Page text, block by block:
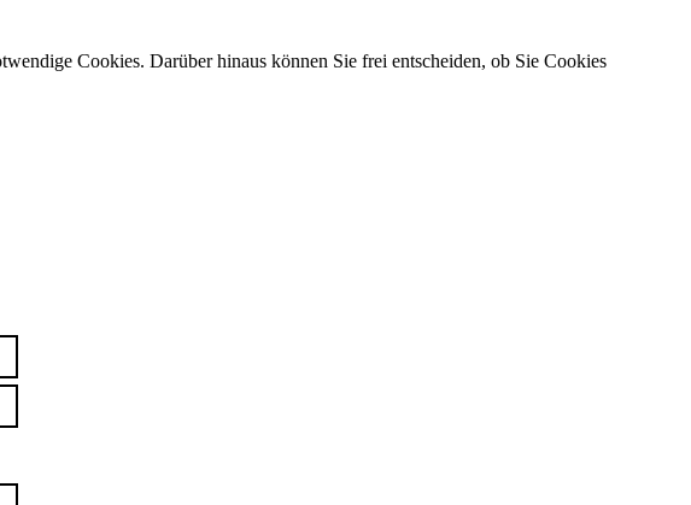
Cookies. Darüber hinaus können Sie frei entscheiden, ob Sie Cookies